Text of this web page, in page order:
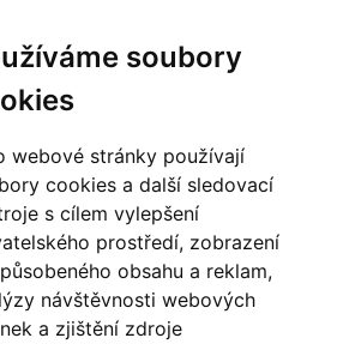
soubory
webové stránky používají
cookies a další sledovací
s cílem vylepšení
prostředí, zobrazení
obsahu a reklam,
návštěvnosti webových
a zjištění zdroje
nad Loučnou
135
140